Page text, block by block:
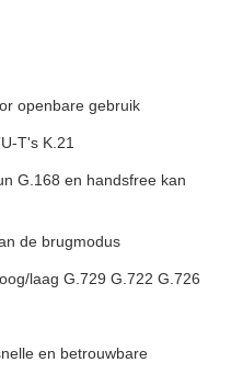
openbare gebruik
T's K.21
G.168 en handsfree kan
de brugmodus
laag G.729 G.722 G.726
en betrouwbare